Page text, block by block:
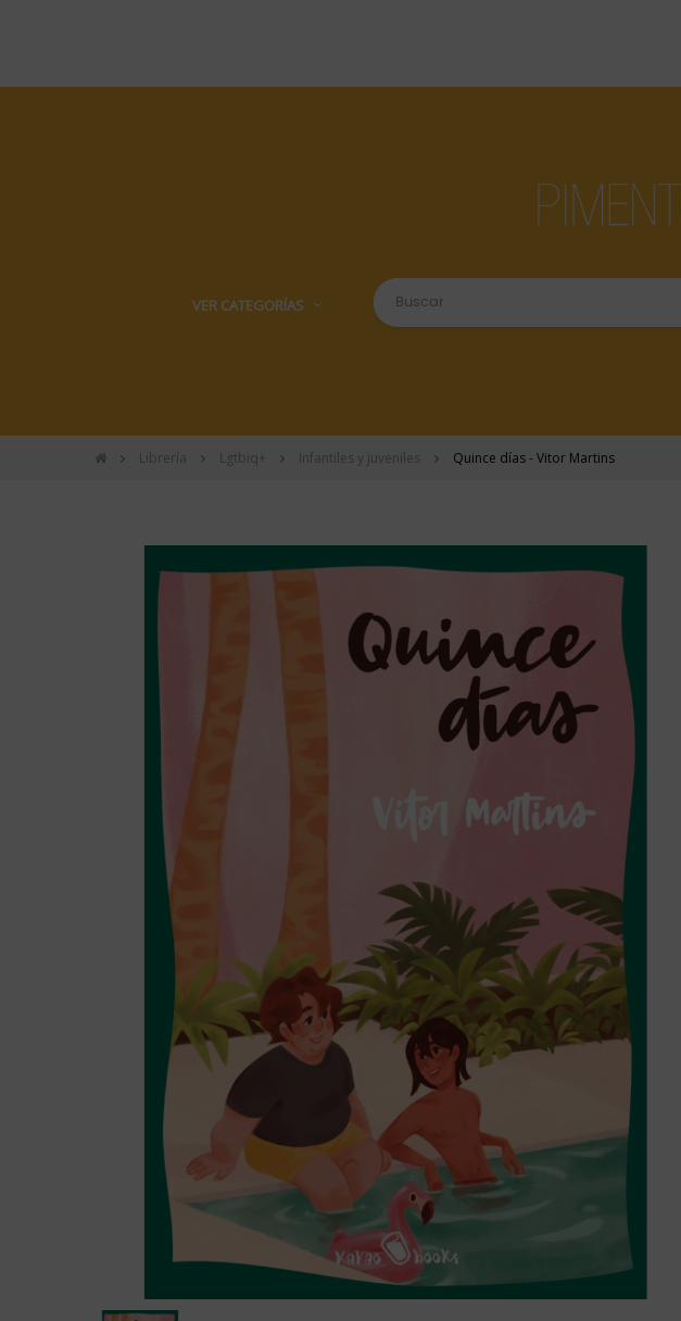
VER CATEGORÍAS
Librería Lgtbiq+ Infantiles y juveniles Quince días - Vitor Martins